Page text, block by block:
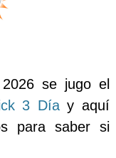
se jugo el
3 Díay aquí
para saber si